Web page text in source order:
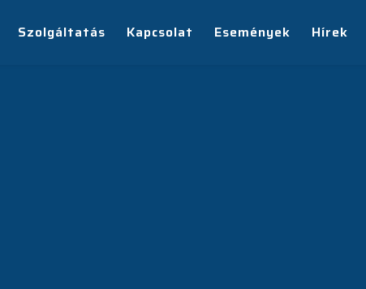
Szolgáltatás Kapcsolat Események Hírek